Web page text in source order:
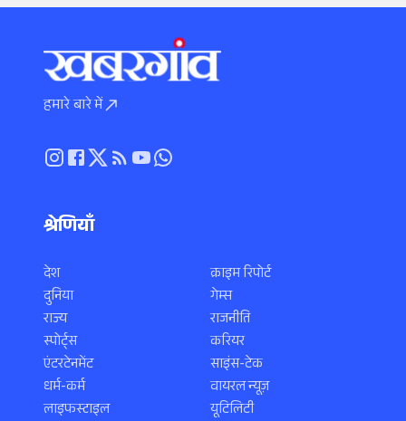
हमारे बारे में
श्रेणियाँ
देश
दुनिया
राज्य
स्पोर्ट्स
एंटरटेनमेंट
धर्म-कर्म
लाइफस्टाइल
क्राइम रिपोर्ट
गेम्स
राजनीति
करियर
साइंस-टेक
वायरल न्यूज़
यूटिलिटी